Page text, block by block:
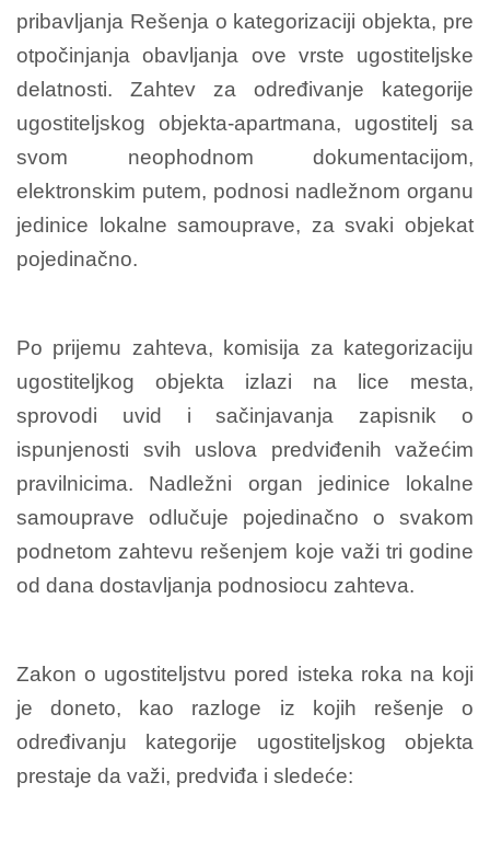
pribavljanja Rešenja o kategorizaciji objekta, pre
otpočinjanja obavljanja ove vrste ugostiteljske
delatnosti. Zahtev za određivanje kategorije
ugostiteljskog objekta-apartmana, ugostitelj sa
svom neophodnom dokumentacijom,
elektronskim putem, podnosi nadležnom organu
jedinice lokalne samouprave, za svaki objekat
pojedinačno.
Po prijemu zahteva, komisija za kategorizaciju
ugostiteljkog objekta izlazi na lice mesta,
sprovodi uvid i sačinjavanja zapisnik o
ispunjenosti svih uslova predviđenih važećim
pravilnicima. Nadležni organ jedinice lokalne
samouprave odlučuje pojedinačno o svakom
podnetom zahtevu rešenjem koje važi tri godine
od dana dostavljanja podnosiocu zahteva.
Zakon o ugostiteljstvu pored isteka roka na koji
je doneto, kao razloge iz kojih rešenje o
određivanju kategorije ugostiteljskog objekta
prestaje da važi, predviđa i sledeće: